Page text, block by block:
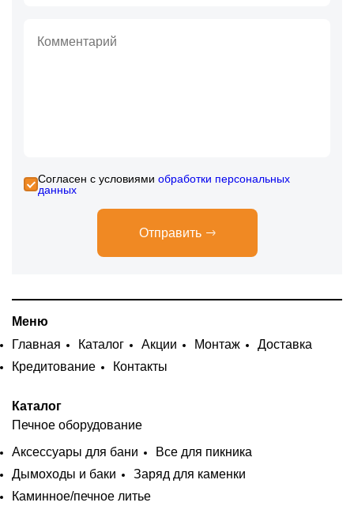
Cогласен с условиями обработки персональных
данных
Отправить
Меню
Главная
Каталог Акции Монтаж
Доставка
Кредитование
Контакты
Каталог
Печное оборудование
Аксессуары для бани
Все для пикника
Дымоходы и баки
Заряд для каменки
Каминное/печное литье